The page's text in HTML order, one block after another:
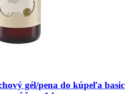
gél/pena do kúpeľa basic